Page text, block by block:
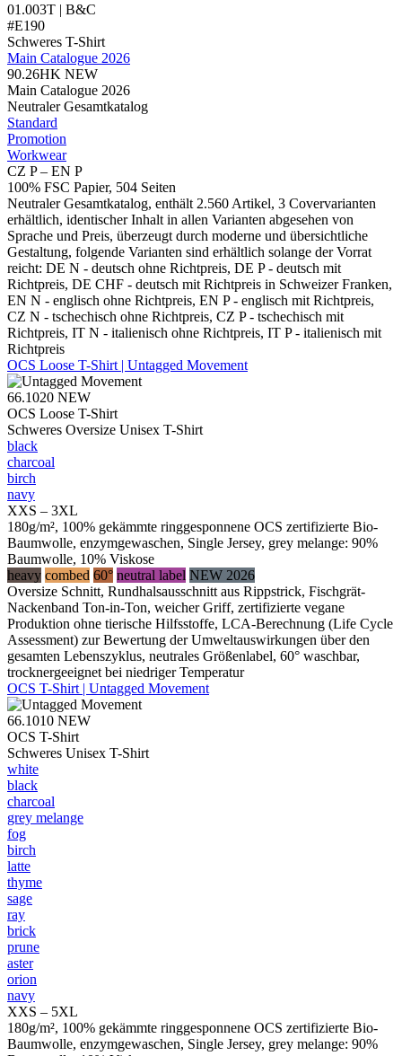
01.003T | B&C
#E190
Schweres T-Shirt
Main Catalogue 2026
90.26HK NEW
Main Catalogue 2026
Neutraler Gesamtkatalog
Standard
Promotion
Workwear
CZ P – EN P
100% FSC Papier, 504 Seiten
Neutraler Gesamtkatalog, enthält 2.560 Artikel, 3 Covervarianten
erhältlich, identischer Inhalt in allen Varianten abgesehen von
Sprache und Preis, überzeugt durch moderne und übersichtliche
Gestaltung, folgende Varianten sind erhältlich solange der Vorrat
reicht: DE N - deutsch ohne Richtpreis, DE P - deutsch mit
Richtpreis, DE CHF - deutsch mit Richtpreis in Schweizer Franken,
EN N - englisch ohne Richtpreis, EN P - englisch mit Richtpreis,
CZ N - tschechisch ohne Richtpreis, CZ P - tschechisch mit
Richtpreis, IT N - italienisch ohne Richtpreis, IT P - italienisch mit
Richtpreis
OCS Loose T-Shirt | Untagged Movement
66.1020 NEW
OCS Loose T-Shirt
Schweres Oversize Unisex T-Shirt
black
charcoal
birch
navy
XXS – 3XL
180g/m², 100% gekämmte ringgesponnene OCS zertifizierte Bio-
Baumwolle, enzymgewaschen, Single Jersey, grey melange: 90%
Baumwolle, 10% Viskose
heavy combed 60° neutral label NEW 2026
Oversize Schnitt, Rundhalsausschnitt aus Rippstrick, Fischgrät-
Nackenband Ton-in-Ton, weicher Griff, zertifizierte vegane
Produktion ohne tierische Hilfsstoffe, LCA-Berechnung (Life Cycle
Assessment) zur Bewertung der Umweltauswirkungen über den
gesamten Lebenszyklus, neutrales Größenlabel, 60° waschbar,
trocknergeeignet bei niedriger Temperatur
OCS T-Shirt | Untagged Movement
66.1010 NEW
OCS T-Shirt
Schweres Unisex T-Shirt
white
black
charcoal
grey melange
fog
birch
latte
thyme
sage
ray
brick
prune
aster
orion
navy
XXS – 5XL
180g/m², 100% gekämmte ringgesponnene OCS zertifizierte Bio-
Baumwolle, enzymgewaschen, Single Jersey, grey melange: 90%